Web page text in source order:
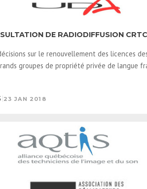
DE RADIODIFFUSION
sur le renouvellement des licences
groupes de propriété privée de langue
23 JAN 2018